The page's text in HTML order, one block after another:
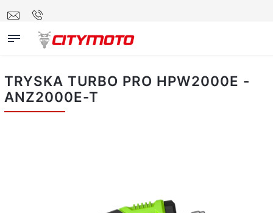
TRYSKA TURBO PRO HPW2000E -
ANZ2000E-T